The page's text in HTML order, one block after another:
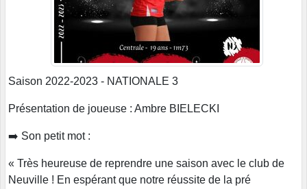
Saison 2022-2023 - NATIONALE 3
Présentation de joueuse : Ambre BIELECKI
➡️ Son petit mot :
« Très heureuse de reprendre une saison avec le club de
Neuville ! En espérant que notre réussite de la pré